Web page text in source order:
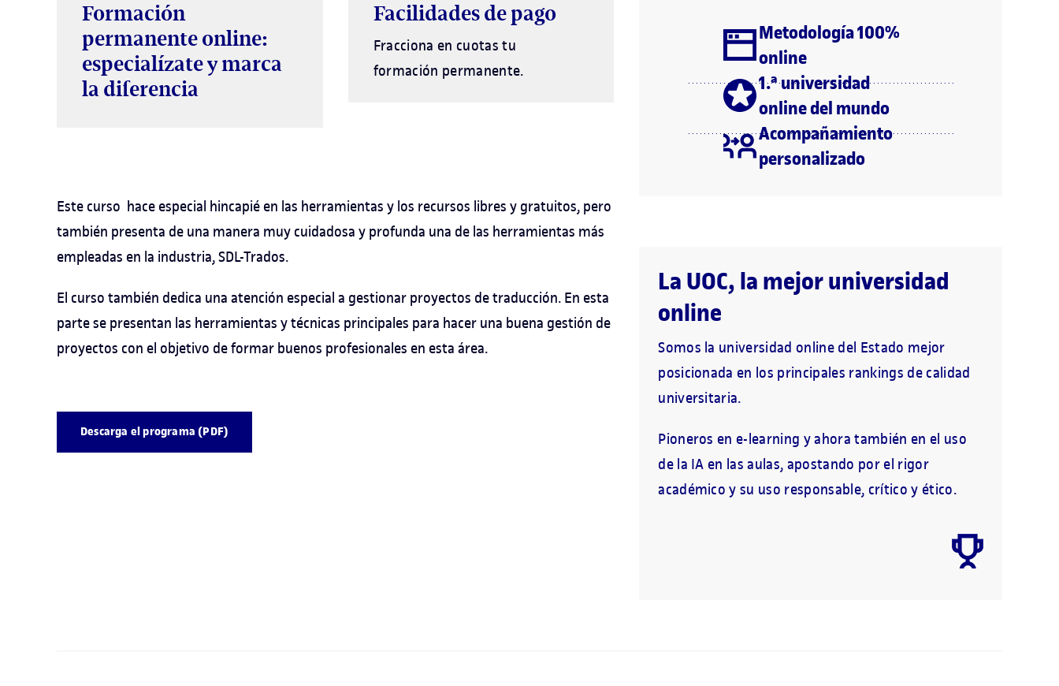
Formación
permanente online:
especialízate y marca
la diferencia
Facilidades de pago
Fracciona en cuotas tu
formación permanente.
Este curso hace especial hincapié en las herramientas y los recursos libres y gratuitos, pero
también presenta de una manera muy cuidadosa y profunda una de las herramientas más
empleadas en la industria, SDL-Trados.
El curso también dedica una atención especial a gestionar proyectos de traducción. En esta
parte se presentan las herramientas y técnicas principales para hacer una buena gestión de
proyectos con el objetivo de formar buenos profesionales en esta área.
Descarga el programa (PDF)
Metodología 100%
online
1.ª universidad
online del mundo
Acompañamiento
personalizado
La UOC, la mejor universidad
online
Somos la universidad online del Estado mejor
posicionada en los principales rankings de calidad
universitaria.
Pioneros en e-learning y ahora también en el uso
de la IA en las aulas, apostando por el rigor
académico y su uso responsable, crítico y ético.